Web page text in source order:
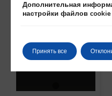
Дополнительная
настройки файлов
Принять все